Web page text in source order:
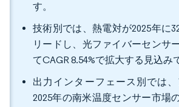
す。
技術別では、熱電対が2025年に
リードし、光ファイバーセンサ
てCAGR 8.54%で拡大する見込み
出力インターフェース別では
2025年の南米温度センサー市場